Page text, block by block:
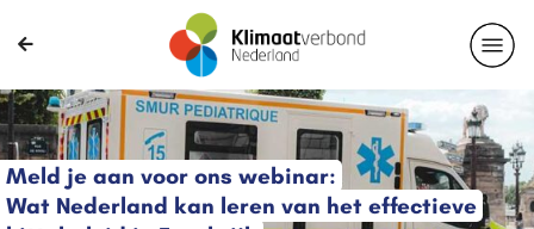
Meld je aan voor ons webinar:
Wat Nederland kan leren van het effectieve